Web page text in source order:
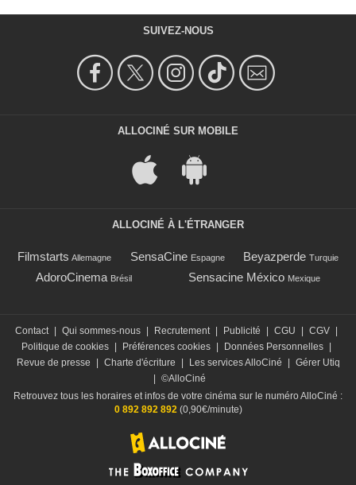
SUIVEZ-NOUS
ALLOCINÉ SUR MOBILE
ALLOCINÉ À L'ÉTRANGER
Filmstarts Allemagne SensaCine Espagne Beyazperde Turquie
AdoroCinema Brésil Sensacine México Mexique
Contact Qui sommes-nous Recrutement Publicité CGU CGV
Politique de cookies
Préférences cookies Données Personnelles
Revue de presse
Charte d'écriture Les services AlloCiné
Gérer Utiq
©AlloCiné
Retrouvez tous les horaires et infos de votre cinéma sur le numéro AlloCiné :
0 892 892 892(0,90€/minute)